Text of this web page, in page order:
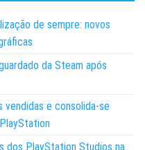
de sempre: novos
da Steam após
vendidas e consolida-se
dos PlayStation Studios na